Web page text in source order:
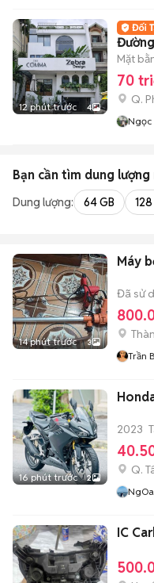
12 phút trước 4
Mặt
70
Q.
Ngọc
Bạn cần tìm dung lượng
Dung lượng: 64 GB
14 phút trước 3
Máy
Đã sử
Trần
16 phút trước 2
2023
Q.
IC